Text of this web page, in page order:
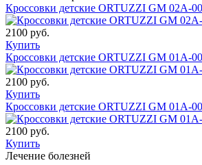
Кроссовки детские ORTUZZI GM 02A-
2100 руб.
Купить
Кроссовки детские ORTUZZI GM 01A-
2100 руб.
Купить
Кроссовки детские ORTUZZI GM 01A-
2100 руб.
Купить
Лечение болезней